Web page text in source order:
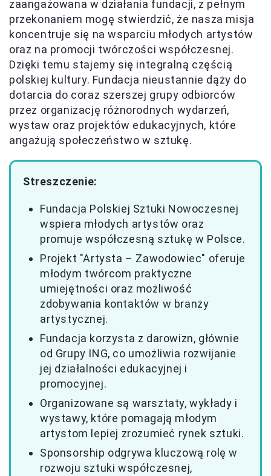
zaangażowana w działania fundacji, z pełnym
przekonaniem mogę stwierdzić, że nasza misja
koncentruje się na wsparciu młodych artystów
oraz na promocji twórczości współczesnej.
Dzięki temu stajemy się integralną częścią
polskiej kultury. Fundacja nieustannie dąży do
dotarcia do coraz szerszej grupy odbiorców
przez organizację różnorodnych wydarzeń,
wystaw oraz projektów edukacyjnych, które
angażują społeczeństwo w sztukę.
Streszczenie:
Fundacja Polskiej Sztuki Nowoczesnej
wspiera młodych artystów oraz
promuje współczesną sztukę w Polsce.
Projekt "Artysta – Zawodowiec" oferuje
młodym twórcom praktyczne
umiejętności oraz możliwość
zdobywania kontaktów w branży
artystycznej.
Fundacja korzysta z darowizn, głównie
od Grupy ING, co umożliwia rozwijanie
jej działalności edukacyjnej i
promocyjnej.
Organizowane są warsztaty, wykłady i
wystawy, które pomagają młodym
artystom lepiej zrozumieć rynek sztuki.
Sponsorship odgrywa kluczową rolę w
rozwoju sztuki współczesnej,